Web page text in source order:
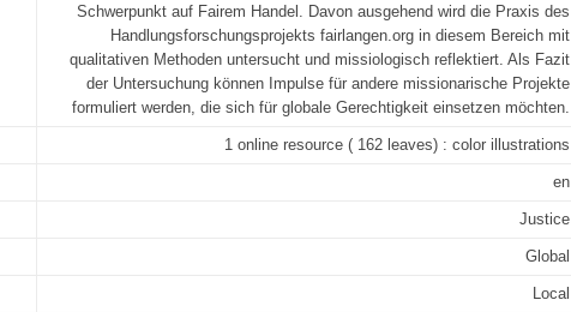
Schwerpunkt auf Fairem Handel. Davon ausgehend wird die Praxis des
Handlungsforschungsprojekts fairlangen.org in diesem Bereich mit
qualitativen Methoden untersucht und missiologisch reflektiert. Als Fazit
der Untersuchung können Impulse für andere missionarische Projekte
formuliert werden, die sich für globale Gerechtigkeit einsetzen möchten.
1 online resource ( 162 leaves) : color illustrations
en
Justice
Global
Local